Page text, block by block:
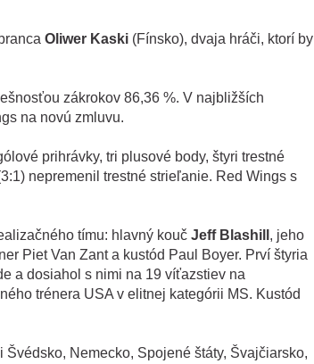
Oliwer Kaski(Fínsko), dvaja hráči, ktorí by
zákrokov 86,36 %. V najbližších
na novú zmluvu.
prihrávky, tri plusové body, štyri trestné
nepremenil trestné strieľanie. Red Wings s
tímu: hlavný kouč Jeff Blashill , jeho
Piet Van Zant a kustód Paul Boyer. Prví štyria
a dosiahol s nimi na 19 víťazstiev na
trénera USA v elitnej kategórii MS. Kustód
Nemecko, Spojené štáty, Švajčiarsko,